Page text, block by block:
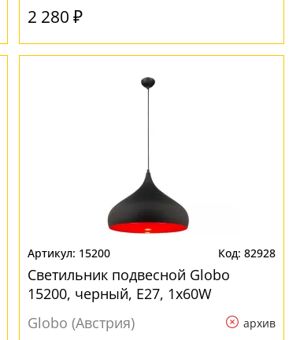
2 280 ₽
15200 82928
Светильник подвесной Globo
15200, черный, E27, 1x60W
Globo (Австрия)
архив